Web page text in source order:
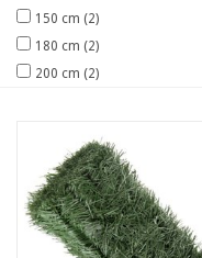
150 cm (2)
180 cm (2)
200 cm (2)